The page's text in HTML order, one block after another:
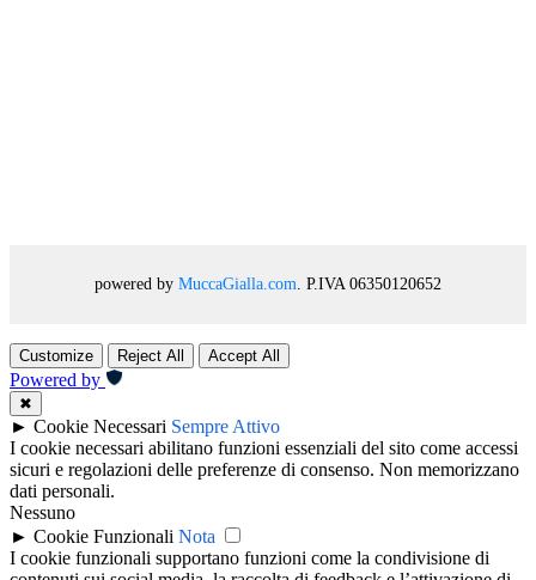
powered by MuccaGialla.com. P.IVA 06350120652
Customize Reject All Accept All
Powered by
✖
► Cookie Necessari Sempre Attivo
I cookie necessari abilitano funzioni essenziali del sito come accessi
sicuri e regolazioni delle preferenze di consenso. Non memorizzano
dati personali.
Nessuno
► Cookie Funzionali Nota
I cookie funzionali supportano funzioni come la condivisione di